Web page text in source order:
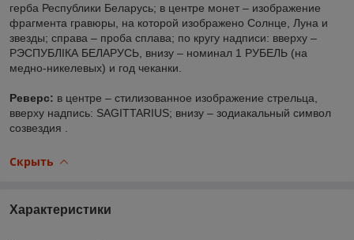
герба Республики Беларусь; в центре монет – изображение
фрагмента гравюры, на которой изображено Солнце, Луна и
звезды; справа – проба сплава; по кругу надписи: вверху –
РЭСПУБЛIКА БЕЛАРУСЬ, внизу – номинал 1 РУБЕЛЬ (на
медно-никелевых) и год чеканки.
Реверс: в центре – стилизованное изображение стрельца,
вверху надпись: SAGITTARIUS; внизу – зодиакальный символ
созвездия .
Скрыть
Характеристики